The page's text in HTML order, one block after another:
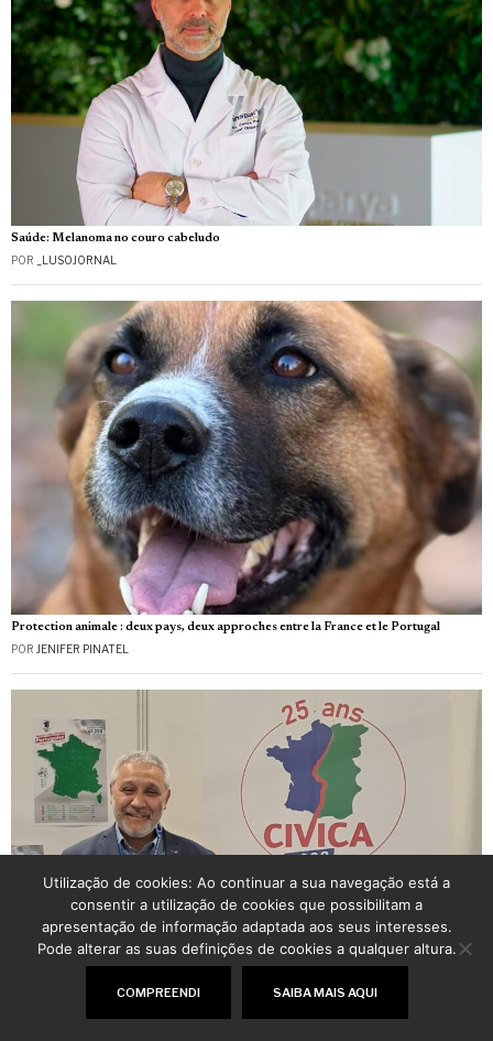
Saúde: Melanoma no couro cabeludo
POR _LUSOJORNAL
Protection animale : deux pays, deux approches entre la France et le Portugal
POR JENIFER PINATEL
Utilização de cookies: Ao continuar a sua navegação está a
consentir a utilização de cookies que possibilitam a
apresentação de informação adaptada aos seus interesses.
Pode alterar as suas definições de cookies a qualquer altura.
COMPREENDI SAIBA MAIS AQUI